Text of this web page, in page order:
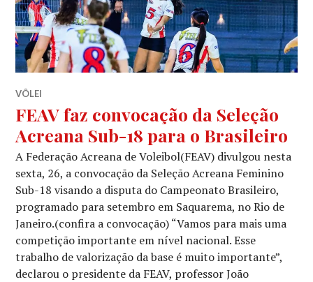
VÔLEI
FEAV faz convocação da Seleção
Acreana Sub-18 para o Brasileiro
A Federação Acreana de Voleibol(FEAV) divulgou nesta
sexta, 26, a convocação da Seleção Acreana Feminino
Sub-18 visando a disputa do Campeonato Brasileiro,
programado para setembro em Saquarema, no Rio de
Janeiro.(confira a convocação) “Vamos para mais uma
competição importante em nível nacional. Esse
trabalho de valorização da base é muito importante”,
declarou o presidente da FEAV, professor João